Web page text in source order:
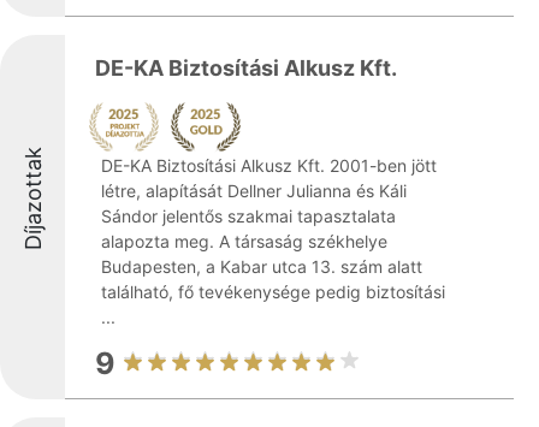
Díjazottak
DE-KA Biztosítási Alkusz Kft.
DE-KA Biztosítási Alkusz Kft. 2001-ben jött
létre, alapítását Dellner Julianna és Káli
Sándor jelentős szakmai tapasztalata
alapozta meg. A társaság székhelye
Budapesten, a Kabar utca 13. szám alatt
található, fő tevékenysége pedig biztosítási
...
9